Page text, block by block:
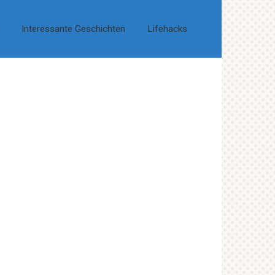
Interessante Geschichten Lifehacks